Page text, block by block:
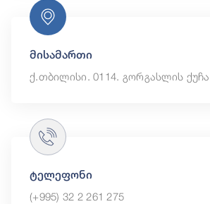
მისამართი
ქ.თბილისი. 0114. გორგასლის
ტელეფონი
(+995) 32 2 261 275